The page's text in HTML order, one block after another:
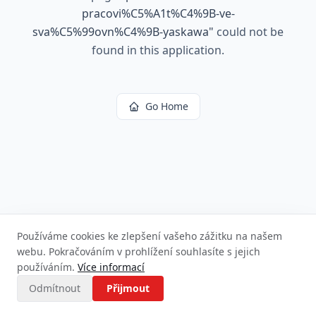
pracovi%C5%A1t%C4%9B-ve-
sva%C5%99ovn%C4%9B-yaskawa" could not be
found in this application.
Go Home
Používáme cookies ke zlepšení vašeho zážitku na našem
webu. Pokračováním v prohlížení souhlasíte s jejich
používáním. Více informací
Odmítnout
Přijmout